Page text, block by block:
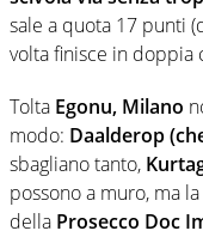
sale a quota 17 punti
volta finisce in doppia
Tolta Egonu, Milano
modo: Daalderop
sbagliano tanto,
possono a muro, ma
della Prosecco Doc